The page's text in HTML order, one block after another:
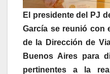
El presidente del PJ
García se reunió con
de la Dirección de
Buenos Aires para
pertinentes a la